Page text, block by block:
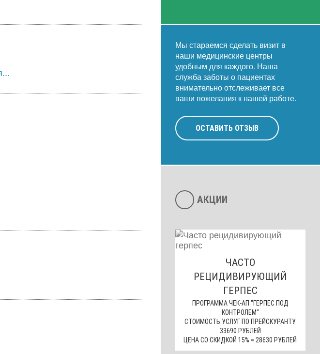
Мы стараемся сделать визит в
наши медицинские центры
удобным для каждого. Наша
служба заботы о пациентах
внимательно отслеживает все
ваши пожелания к нашей работе.
ОСТАВИТЬ ОТЗЫВ
АКЦИИ
ЧАСТО
РЕЦИДИВИРУЮЩИЙ
ГЕРПЕС
ПРОГРАММА ЧЕК-АП "ГЕРПЕС ПОД
КОНТРОЛЕМ"
СТОИМОСТЬ УСЛУГ ПО ПРЕЙСКУРАНТУ
33690 РУБЛЕЙ
ЦЕНА СО СКИДКОЙ 15% = 28630 РУБЛЕЙ